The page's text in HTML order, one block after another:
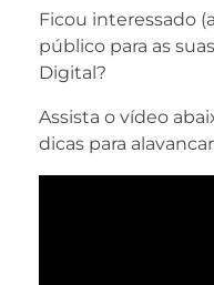
Ficou interessado
público para as
Digital?
Assista o vídeo
dicas para